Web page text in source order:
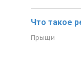
Что такое
Прыщи